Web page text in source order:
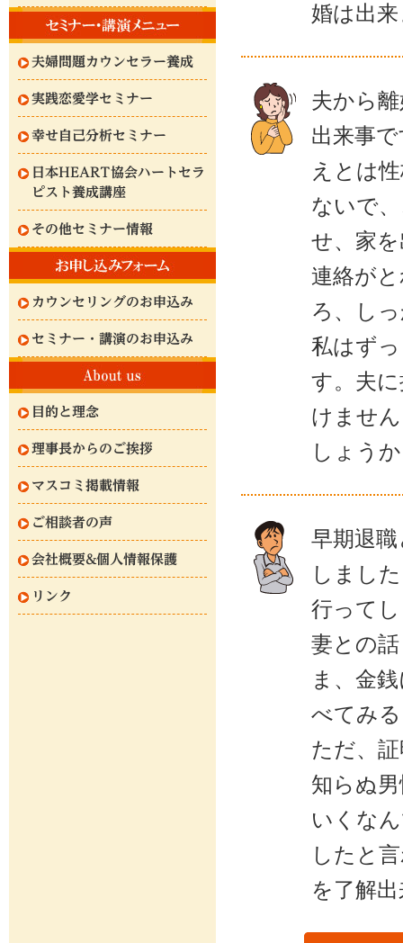
夫婦問題カウンセラー養成
実践恋愛学セミナー
幸せ自己分析セミナー
日本HEART協会ハートセラ
ピスト養成講座
その他セミナー情報
カウンセリングのお申込み
セミナー・講演のお申込み
目的と理念
理事長からのご挨拶
マスコミ掲載情報
ご相談者の声
会社概要&個人情報保護
リンク
婚は出
夫から
出来事
えとは
ないで
せ、家
連絡が
ろ、し
私はず
す。夫
けませ
しょう
早期退
しまし
行って
妻との
ま、金
べてみ
ただ、
知らぬ
いくな
したと
を了解